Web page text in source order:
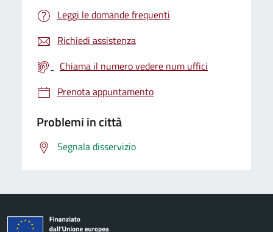
Leggi le domande frequenti
Richiedi assistenza
Chiama il numero vedere num uffici
Prenota appuntamento
Problemi in città
Segnala disservizio